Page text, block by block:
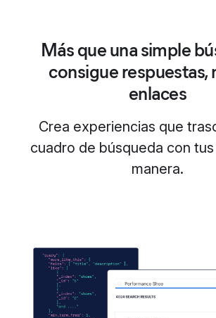
Más que una simple
consigue respuestas,
enlaces
Crea experiencias que
cuadro de búsqueda con
manera.